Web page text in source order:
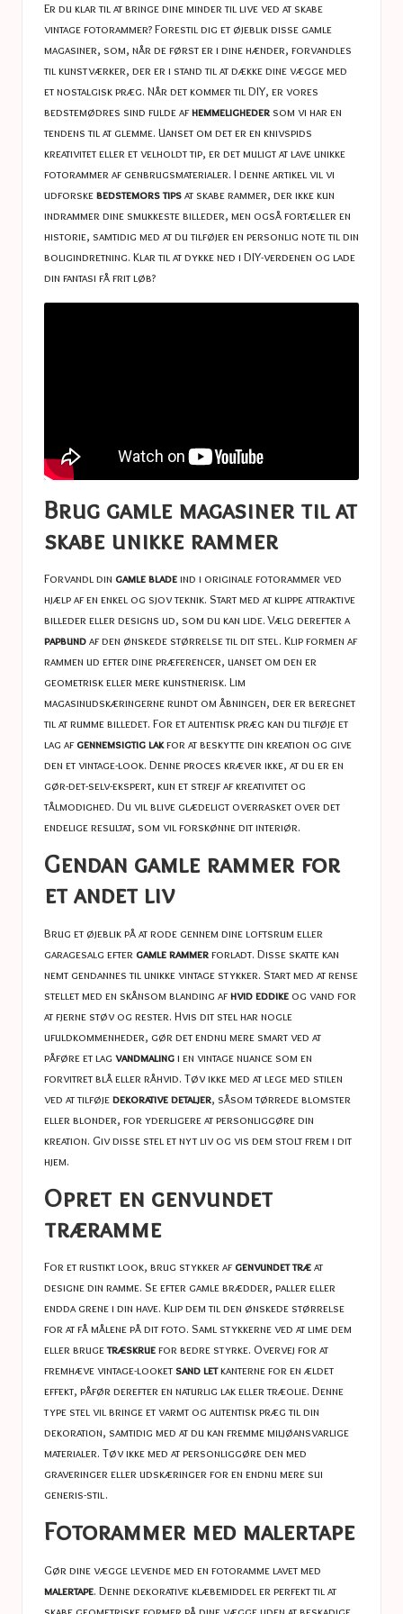
s
t
u
c
e
s
Er du klar til at bringe dine minder til live ved at skabe
vintage fotorammer? Forestil dig et øjeblik disse gamle
magasiner, som, når de først er i dine hænder, forvandles
til kunstværker, der er i stand til at dække dine vægge med
et nostalgisk præg. Når det kommer til DIY, er vores
bedstemødres sind fulde afhemmeligheder som vi har en
tendens til at glemme. Uanset om det er en knivspids
kreativitet eller et velholdt tip, er det muligt at lave unikke
fotorammer af genbrugsmaterialer. I denne artikel vil vi
udforskebedstemors tipsat skabe rammer, der ikke kun
indrammer dine smukkeste billeder, men også fortæller en
historie, samtidig med at du tilføjer en personlig note til din
boligindretning. Klar til at dykke ned i DIY-verdenen og lade
din fantasi få frit løb?
Brug gamle magasiner til at
skabe unikke rammer
Forvandl din gamle bladeind i originale fotorammer ved
hjælp af en enkel og sjov teknik. Start med at klippe attraktive
billeder eller designs ud, som du kan lide. Vælg derefter a
papbundaf den ønskede størrelse til dit stel. Klip formen af
​​rammen ud efter dine præferencer, uanset om den er
geometrisk eller mere kunstnerisk. Lim
magasinudskæringerne rundt om åbningen, der er beregnet
til at rumme billedet. For et autentisk præg kan du tilføje et
lag afgennemsigtig lakfor at beskytte din kreation og give
den et vintage-look. Denne proces kræver ikke, at du er en
gør-det-selv-ekspert, kun et strejf af kreativitet og
tålmodighed. Du vil blive glædeligt overrasket over det
endelige resultat, som vil forskønne dit interiør.
Gendan gamle rammer for
et andet liv
Brug et øjeblik på at rode gennem dine loftsrum eller
garagesalg efter gamle rammerforladt. Disse skatte kan
nemt gendannes til unikke vintage stykker. Start med at rense
stellet med en skånsom blanding afhvid eddike og vand for
at fjerne støv og rester. Hvis dit stel har nogle
ufuldkommenheder, gør det endnu mere smart ved at
påføre et lag vandmalingi en vintage nuance som en
forvitret blå eller råhvid. Tøv ikke med at lege med stilen
ved at tilføjedekorative detaljer, såsom tørrede blomster
eller blonder, for yderligere at personliggøre din
kreation. Giv disse stel et nyt liv og vis dem stolt frem i dit
hjem.
Opret en genvundet
træramme
For et rustikt look, brug stykker afgenvundet træat
designe din ramme. Se efter gamle brædder, paller eller
endda grene i din have. Klip dem til den ønskede størrelse
for at få målene på dit foto. Saml stykkerne ved at lime dem
eller brugetræskruefor bedre styrke. Overvej for at
fremhæve vintage-looket sand letkanterne for en ældet
effekt, påfør derefter en naturlig lak eller træolie. Denne
type stel vil bringe et varmt og autentisk præg til din
dekoration, samtidig med at du kan fremme miljøansvarlige
materialer. Tøv ikke med at personliggøre den med
graveringer eller udskæringer for en endnu mere sui
generis-stil.
Fotorammer med malertape
Gør dine vægge levende med en fotoramme lavet med
malertape. Denne dekorative klæbemiddel er perfekt til at
skabe geometriske former på dine vægge uden at beskadige